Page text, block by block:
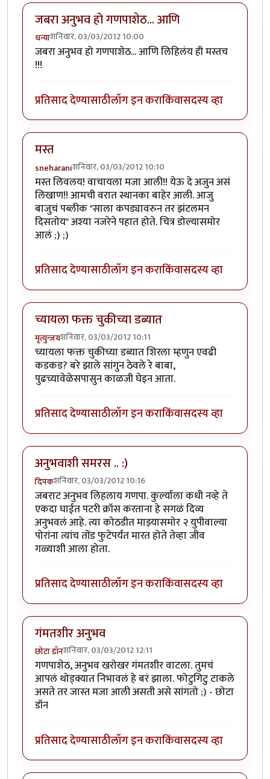
जबरा अनुभव हो गणपाशेठ... आणि
धन्याशनिवार, 03/03/2012 10:00
जबरा अनुभव हो गणपाशेठ... आणि लिहिलंय ही मस्तच
!!!
प्रतिसाद देण्यासाठीलॉग इन कराकिंवासदस्य व्हा
मस्त
sneharaniशनिवार, 03/03/2012 10:10
मस्त लिवलय! वाचायला मजा आली!! येऊ दे अजुन असं
लिखाण!! आमची वरात स्थानका बाहेर आली. आजु
बाजुचं पब्लीक "साला कपड्यावरुन तर झंटलमन
दिसतोय" अश्या नजरेने पहात होते. चित्र डोल्यासमोर
आलं ;) ;)
प्रतिसाद देण्यासाठीलॉग इन कराकिंवासदस्य व्हा
च्यायला फक्त चुकीच्या डब्यात
मृत्युन्जयशनिवार, 03/03/2012 10:11
च्यायला फक्त चुकीच्या डब्यात शिरला म्हणुन एवढी
कडकड? बरे झाले सांगुन ठेवले रे बाबा,
पुढच्यावेळेसपासुन काळजी घेइन आता.
प्रतिसाद देण्यासाठीलॉग इन कराकिंवासदस्य व्हा
अनुभवाशी समरस .. :)
दिपकशनिवार, 03/03/2012 10:16
जबराट अनुभव लिहलाय गणपा. कुर्ल्याला कधी नव्हे ते
एकदा घाईत पटरी क्रॉस करताना हे सगळं दिव्य
अनुभवलं आहे. त्या कोठडीत माझ्यासमोर २ युपीवाल्या
पोरांना त्यांच तोंड फुटेपर्यंत मारत होते तेव्हा जीव
गळ्याशी आला होता.
प्रतिसाद देण्यासाठीलॉग इन कराकिंवासदस्य व्हा
गंमतशीर अनुभव
छोटा डॉनशनिवार, 03/03/2012 12:11
गणपाशेठ, अनुभव खरोखर गंमतशीर वाटला. तुमचं
आपलं थोड्क्यात निभावलं हे बरं झाला. फोटुगिटु टाकले
असते तर जास्त मजा आली असती असे सांगतो ;) - छोटा
डॉन
प्रतिसाद देण्यासाठीलॉग इन कराकिंवासदस्य व्हा